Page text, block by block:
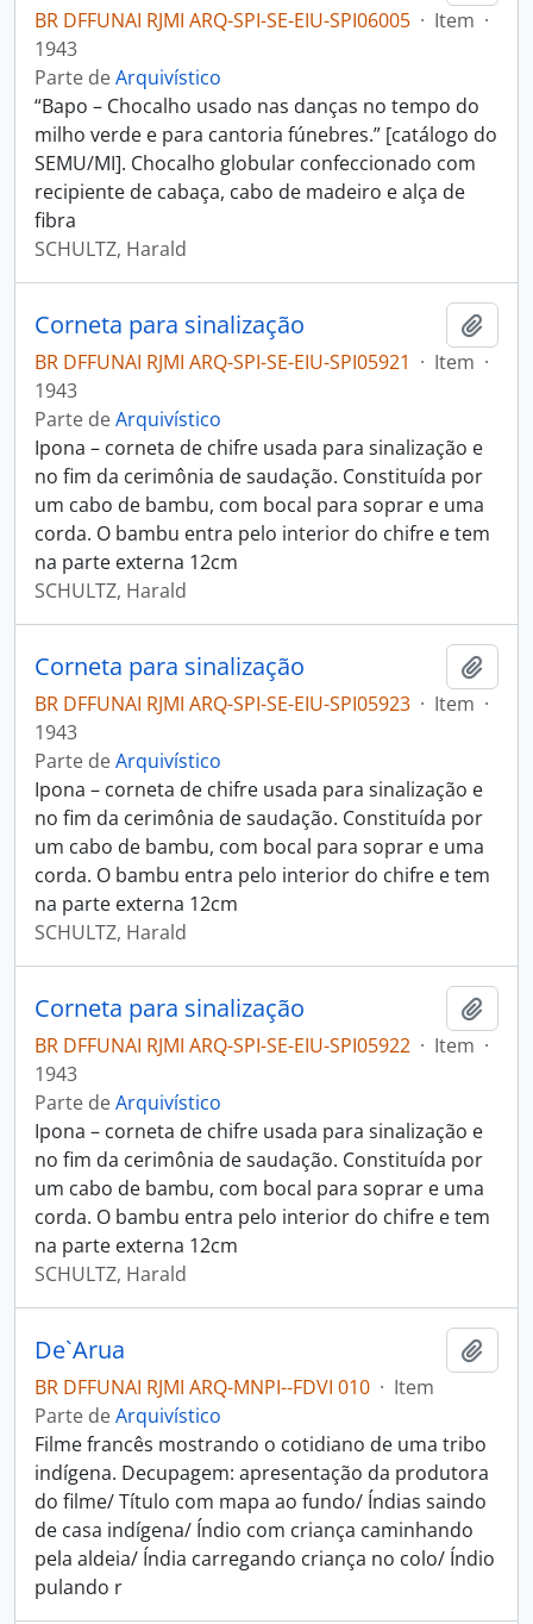
BR DFFUNAI RJMI ARQ-SPI-SE-EIU-SPI06005 · Item ·
1943
Parte deArquivístico
“Bapo – Chocalho usado nas danças no tempo do
milho verde e para cantoria fúnebres.” [catálogo do
SEMU/MI]. Chocalho globular confeccionado com
recipiente de cabaça, cabo de madeiro e alça de
fibra
SCHULTZ, Harald
Corneta para sinalização
BR DFFUNAI RJMI ARQ-SPI-SE-EIU-SPI05921 · Item ·
1943
Parte deArquivístico
Ipona – corneta de chifre usada para sinalização e
no fim da cerimônia de saudação. Constituída por
um cabo de bambu, com bocal para soprar e uma
corda. O bambu entra pelo interior do chifre e tem
na parte externa 12cm
SCHULTZ, Harald
Corneta para sinalização
BR DFFUNAI RJMI ARQ-SPI-SE-EIU-SPI05923 · Item ·
1943
Parte deArquivístico
Ipona – corneta de chifre usada para sinalização e
no fim da cerimônia de saudação. Constituída por
um cabo de bambu, com bocal para soprar e uma
corda. O bambu entra pelo interior do chifre e tem
na parte externa 12cm
SCHULTZ, Harald
Corneta para sinalização
BR DFFUNAI RJMI ARQ-SPI-SE-EIU-SPI05922 · Item ·
1943
Parte deArquivístico
Ipona – corneta de chifre usada para sinalização e
no fim da cerimônia de saudação. Constituída por
um cabo de bambu, com bocal para soprar e uma
corda. O bambu entra pelo interior do chifre e tem
na parte externa 12cm
SCHULTZ, Harald
De`Arua
BR DFFUNAI RJMI ARQ-MNPI--FDVI 010 · Item
Parte deArquivístico
Filme francês mostrando o cotidiano de uma tribo
indígena. Decupagem: apresentação da produtora
do filme/ Título com mapa ao fundo/ Índias saindo
de casa indígena/ Índio com criança caminhando
pela aldeia/ Índia carregando criança no colo/ Índio
pulando r